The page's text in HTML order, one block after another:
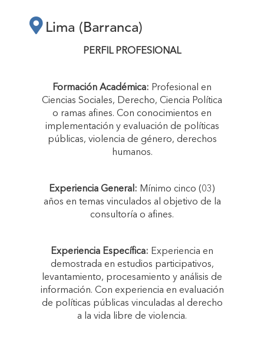
SANCIÓN Y
ERRADICACIÓN DE
LA VIOLENCIA DE
GÉNERO EN LA
PROVINCIA DE
Lima (Barranca)
PERFIL PROFESIONAL
Formación Académica: Profesional en
Ciencias Sociales, Derecho, Ciencia Política
o ramas afines. Con conocimientos en
implementación y evaluación de políticas
públicas, violencia de género, derechos
humanos.
Experiencia General: Mínimo cinco (03)
años en temas vinculados al objetivo de la
consultoría o afines.
Experiencia Específica: Experiencia en
demostrada en estudios participativos,
levantamiento, procesamiento y análisis de
información. Con experiencia en evaluación
de políticas públicas vinculadas al derecho
a la vida libre de violencia.